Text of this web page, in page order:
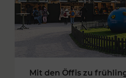
Mit den Öffis zu